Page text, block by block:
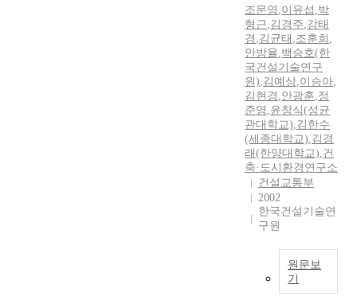
조문영 ,이유섭 ,박
형근,김경주,강태
경 ,김균태 ,조훈희 ,
안방율,백승호(한
국건설기술연구
원),김예상,이승아,
김현경 ,안광훈,정
준영 ,윤창식(성균
관대학교),김한수
(세종대학교),김경
래(한양대학교),건
축·도시환경연구소
건설교통부
2002
한국건설기술연
구원
원문보
기